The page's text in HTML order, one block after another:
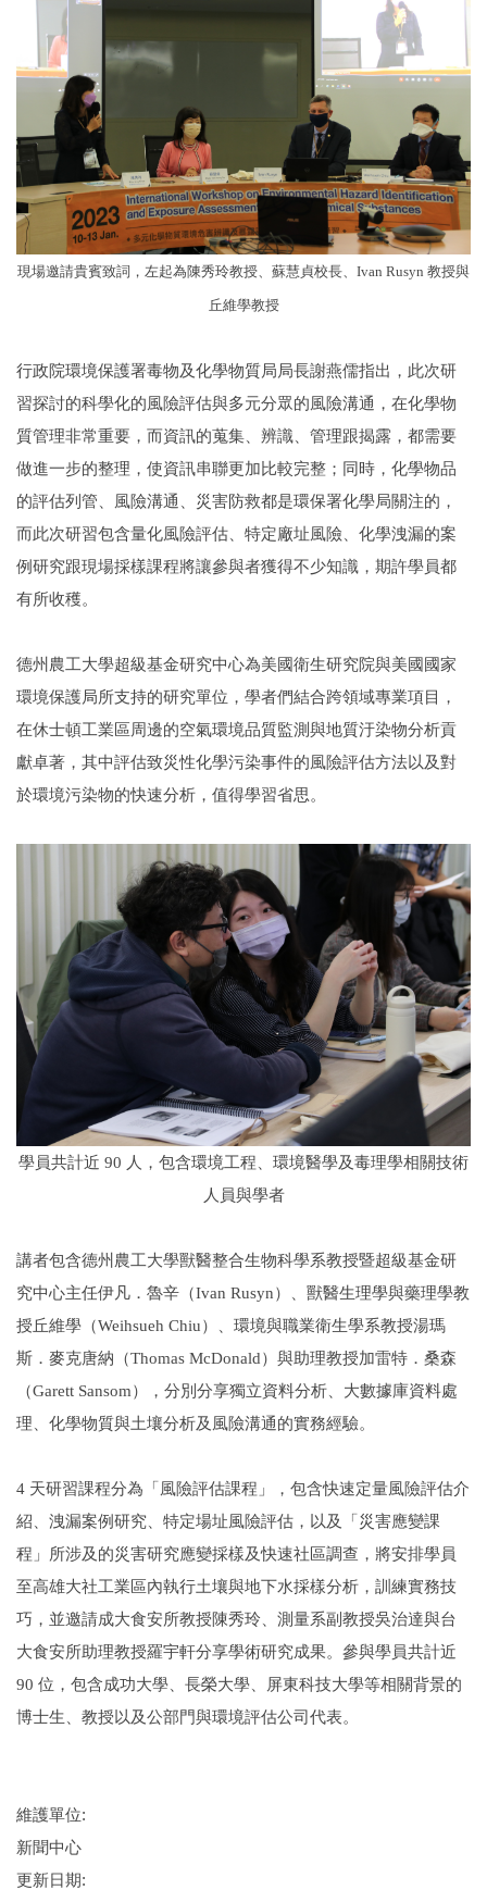
現場邀請貴賓致詞，左起為陳秀玲教授、蘇慧貞校長、Ivan Rusyn 教授與
丘維學教授
行政院環境保護署毒物及化學物質局局長謝燕儒指出，此次研
習探討的科學化的風險評估與多元分眾的風險溝通，在化學物
質管理非常重要，而資訊的蒐集、辨識、管理跟揭露，都需要
做進一步的整理，使資訊串聯更加比較完整；同時，化學物品
的評估列管、風險溝通、災害防救都是環保署化學局關注的，
而此次研習包含量化風險評估、特定廠址風險、化學洩漏的案
例研究跟現場採樣課程將讓參與者獲得不少知識，期許學員都
有所收穫。
德州農工大學超級基金研究中心為美國衛生研究院與美國國家
環境保護局所支持的研究單位，學者們結合跨領域專業項目，
在休士頓工業區周邊的空氣環境品質監測與地質汙染物分析貢
獻卓著，其中評估致災性化學污染事件的風險評估方法以及對
於環境污染物的快速分析，值得學習省思。
學員共計近 90 人，包含環境工程、環境醫學及毒理學相關技術
人員與學者
講者包含德州農工大學獸醫整合生物科學系教授暨超級基金研
究中心主任伊凡．魯辛（Ivan Rusyn）、獸醫生理學與藥理學教
授丘維學（Weihsueh Chiu）、環境與職業衛生學系教授湯瑪
斯．麥克唐納（Thomas McDonald）與助理教授加雷特．桑森
（Garett Sansom），分別分享獨立資料分析、大數據庫資料處
理、化學物質與土壤分析及風險溝通的實務經驗。
4 天研習課程分為「風險評估課程」，包含快速定量風險評估介
紹、洩漏案例研究、特定場址風險評估，以及「災害應變課
程」所涉及的災害研究應變採樣及快速社區調查，將安排學員
至高雄大社工業區內執行土壤與地下水採樣分析，訓練實務技
巧，並邀請成大食安所教授陳秀玲、測量系副教授吳治達與台
大食安所助理教授羅宇軒分享學術研究成果。參與學員共計近
90 位，包含成功大學、長榮大學、屏東科技大學等相關背景的
博士生、教授以及公部門與環境評估公司代表。
維護單位:
新聞中心
更新日期: